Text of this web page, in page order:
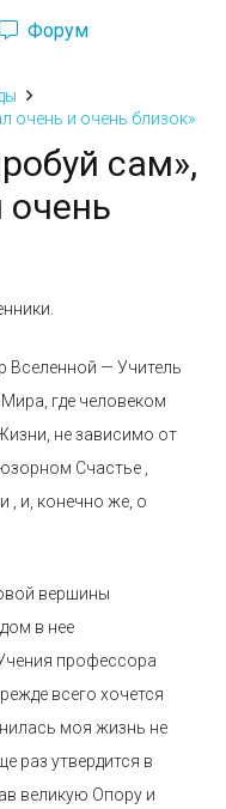
Форум
очень и очень близок»
сам»,
очень
Вселенной — Учитель
где человеком
не зависимо от
Счастье ,
и, конечно же, о
вершины
в нее
профессора
всего хочется
моя жизнь не
раз утвердится в
великую Опору и